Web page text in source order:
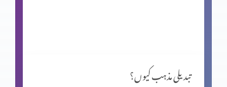
ماضی کی داستان
تبدیلی مذہب کیوں؟